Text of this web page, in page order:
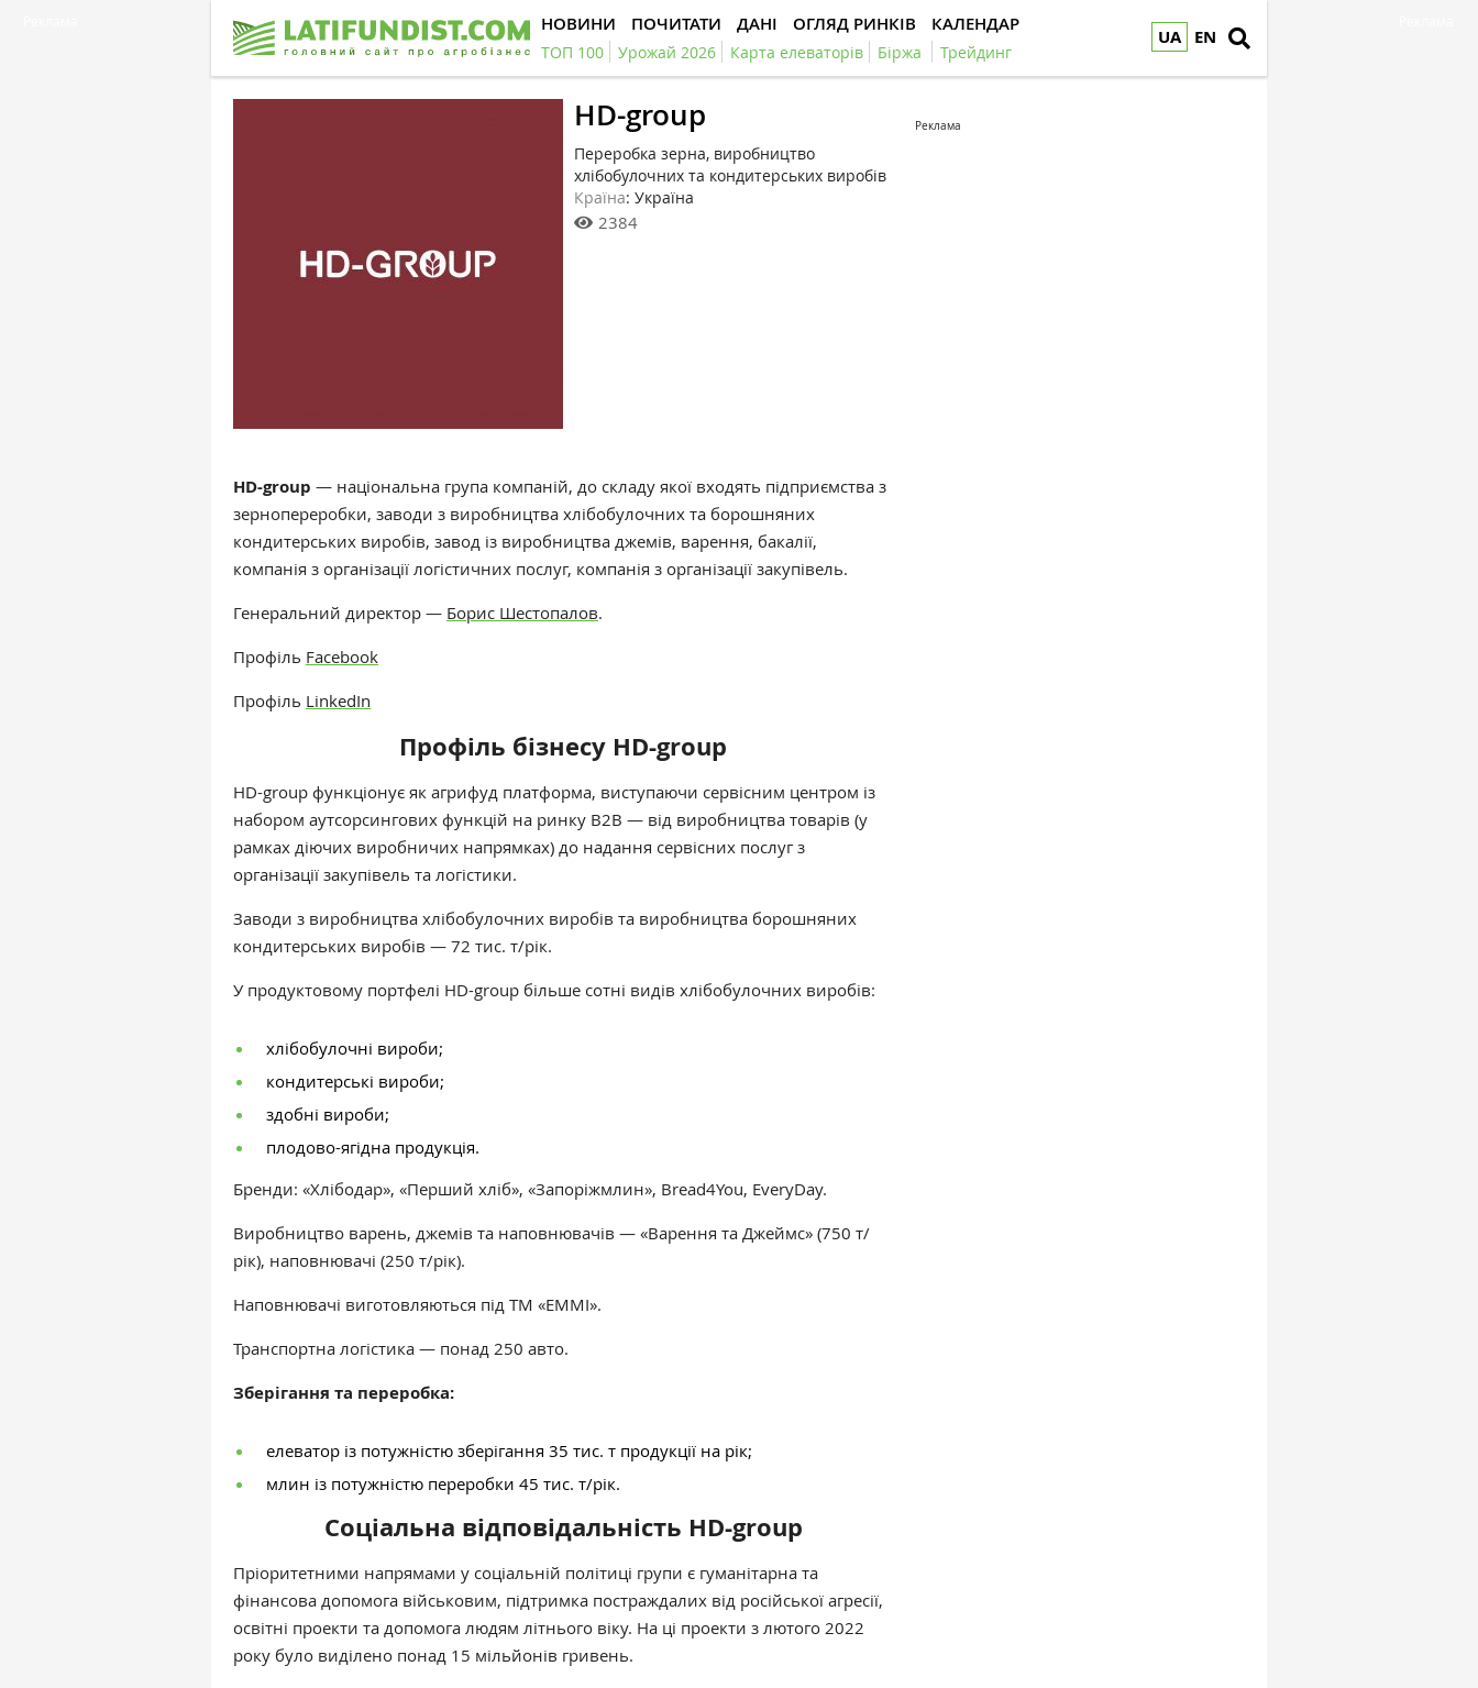
UA EN
НОВИНИ ПОЧИТАТИ ДАНІ ОГЛЯД РИНКІВ КАЛЕНДАР
ТОП 100 Урожай 2026 Карта елеваторів Біржа Трейдинг
HD-group
Переробка зерна, виробництво
хлібобулочних та кондитерських виробів
Країна: Україна
2384
HD-group — національна група компаній, до складу якої входять підприємства з
зернопереробки, заводи з виробництва хлібобулочних та борошняних
кондитерських виробів, завод із виробництва джемів, варення, бакалії,
компанія з організації логістичних послуг, компанія з організації закупівель.
Генеральний директор — Борис Шестопалов.
Профіль Facebook
Профіль LinkedIn
Профіль бізнесу HD-group
HD-group функціонує як агрифуд платформа, виступаючи сервісним центром із
набором аутсорсингових функцій на ринку B2B — від виробництва товарів (у
рамках діючих виробничих напрямках) до надання сервісних послуг з
організації закупівель та логістики.
Заводи з виробництва хлібобулочних виробів та виробництва борошняних
кондитерських виробів — 72 тис. т/рік.
У продуктовому портфелі HD-group більше сотні видів хлібобулочних виробів:
хлібобулочні вироби;
кондитерські вироби;
здобні вироби;
плодово-ягідна продукція.
Бренди: «Хлібодар», «Перший хліб», «Запоріжмлин», Bread4You, EveryDay.
Виробництво варень, джемів та наповнювачів — «Варення та Джеймс» (750 т/
рік), наповнювачі (250 т/рік).
Наповнювачі виготовляються під ТМ «ЕММІ».
Транспортна логістика — понад 250 авто.
Зберігання та переробка:
елеватор із потужністю зберігання 35 тис. т продукції на рік;
млин із потужністю переробки 45 тис. т/рік.
Соціальна відповідальність HD-group
Пріоритетними напрямами у соціальній політиці групи є гуманітарна та
фінансова допомога військовим, підтримка постраждалих від російської агресії,
освітні проекти та допомога людям літнього віку. На ці проекти з лютого 2022
року було виділено понад 15 мільйонів гривень.
Реклама